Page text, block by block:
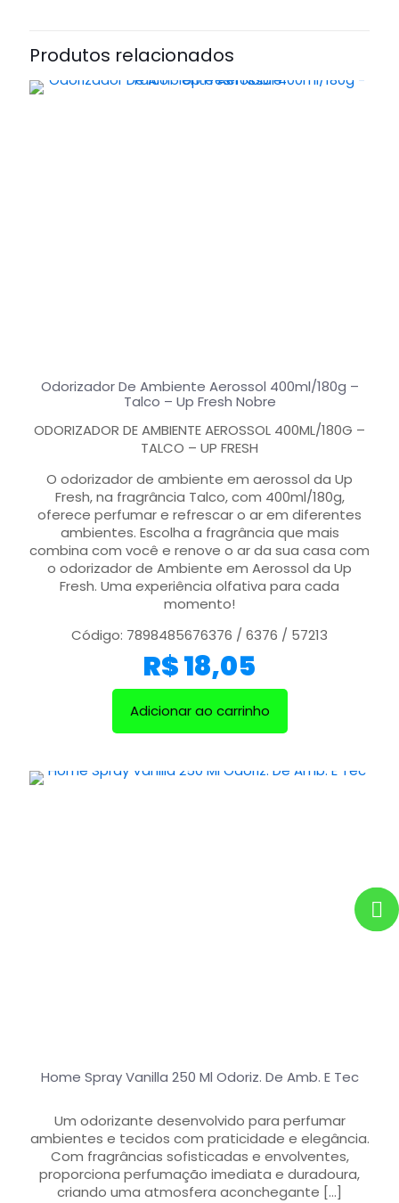
Produtos relacionados
Odorizador De Ambiente Aerossol 400ml/180g –
Talco – Up Fresh Nobre
ODORIZADOR DE AMBIENTE AEROSSOL 400ML/180G –
TALCO – UP FRESH
O odorizador de ambiente em aerossol da Up
Fresh, na fragrância Talco, com 400ml/180g,
oferece perfumar e refrescar o ar em diferentes
ambientes. Escolha a fragrância que mais
combina com você e renove o ar da sua casa com
o odorizador de Ambiente em Aerossol da Up
Fresh. Uma experiência olfativa para cada
momento!
Código: 7898485676376 / 6376 / 57213
R$18,05
Adicionar ao carrinho
Home Spray Vanilla 250 Ml Odoriz. De Amb. E Tec
Um odorizante desenvolvido para perfumar
ambientes e tecidos com praticidade e elegância.
Com fragrâncias sofisticadas e envolventes,
proporciona perfumação imediata e duradoura,
criando uma atmosfera aconchegante […]